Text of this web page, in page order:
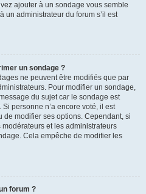
ajouter à un sondage vous semble
un administrateur du forum s’il est
un sondage ?
ne peuvent être modifiés que par
Pour modifier un sondage,
du sujet car le sondage est
personne n’a encore voté, il est
modifier ses options. Cependant, si
et les administrateurs
Cela empêche de modifier les
forum ?